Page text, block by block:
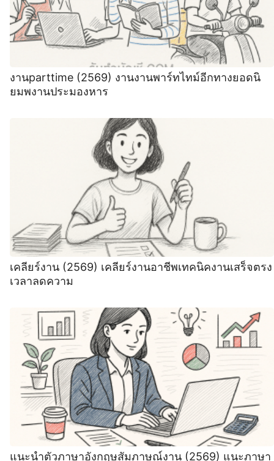
งานparttime (2569) งานงานพาร์ทไทม์อีกทางยอดนิ
ยมพงานประมองหาร
เคลียร์งาน (2569) เคลียร์งานอาชีพเทคนิคงานเสร็จตรง
เวลาลดความ
แนะนําตัวภาษาอังกฤษสัมภาษณ์งาน (2569) ‍แนะภาษา